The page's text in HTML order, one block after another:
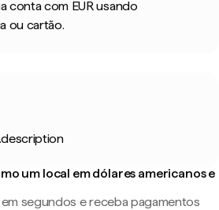
conta com EUR usando
ou cartão.
um local em dólares americanos e
segundos e receba pagamentos